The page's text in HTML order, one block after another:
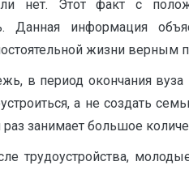
нет. Этот факт с
Данная информация
жизни верным
в период окончания
а не создать
занимает большое
трудоустройства,